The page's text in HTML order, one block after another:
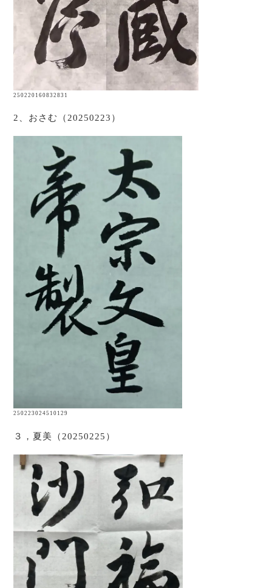
250220160832831
2、おさむ（20250223）
250223024510129
３，夏美（20250225）